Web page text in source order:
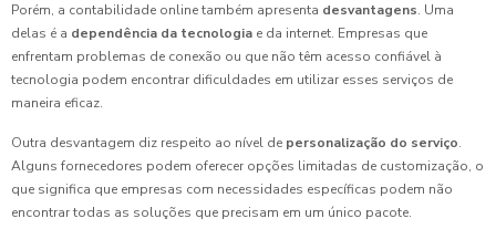
Porém, a contabilidade online também apresenta desvantagens. Uma
delas é a dependência da tecnologia e da internet. Empresas que
enfrentam problemas de conexão ou que não têm acesso confiável à
tecnologia podem encontrar dificuldades em utilizar esses serviços de
maneira eficaz.
Outra desvantagem diz respeito ao nível de personalização do serviço.
Alguns fornecedores podem oferecer opções limitadas de customização, o
que significa que empresas com necessidades específicas podem não
encontrar todas as soluções que precisam em um único pacote.